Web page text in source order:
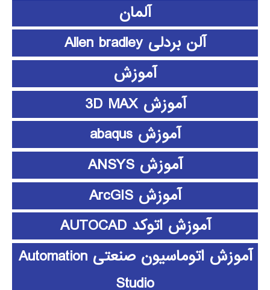
آلمان
آلن بردلی Allen bradley
آموزش
آموزش 3D MAX
آموزش abaqus
آموزش ANSYS
آموزش ArcGIS
آموزش اتوکد AUTOCAD
آموزش اتوماسیون صنعتی Automation
Studio